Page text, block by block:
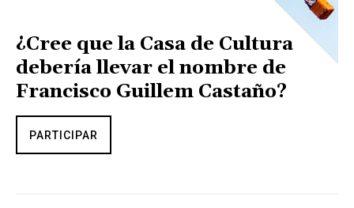
¿Cree que la Casa de Cultura
debería llevar el nombre de
Francisco Guillem Castaño?
PARTICIPAR